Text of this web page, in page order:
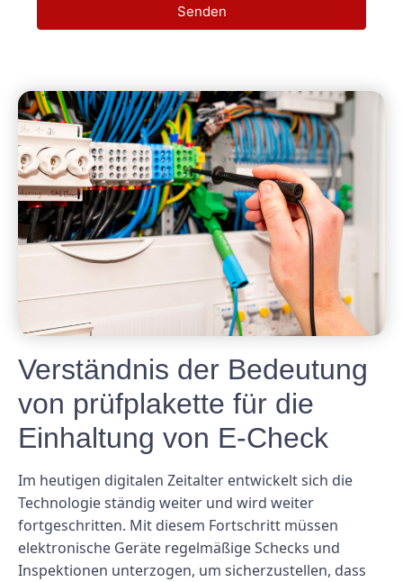
Senden
Verständnis der Bedeutung
von prüfplakette für die
Einhaltung von E-Check
Im heutigen digitalen Zeitalter entwickelt sich die
Technologie ständig weiter und wird weiter
fortgeschritten. Mit diesem Fortschritt müssen
elektronische Geräte regelmäßige Schecks und
Inspektionen unterzogen, um sicherzustellen, dass